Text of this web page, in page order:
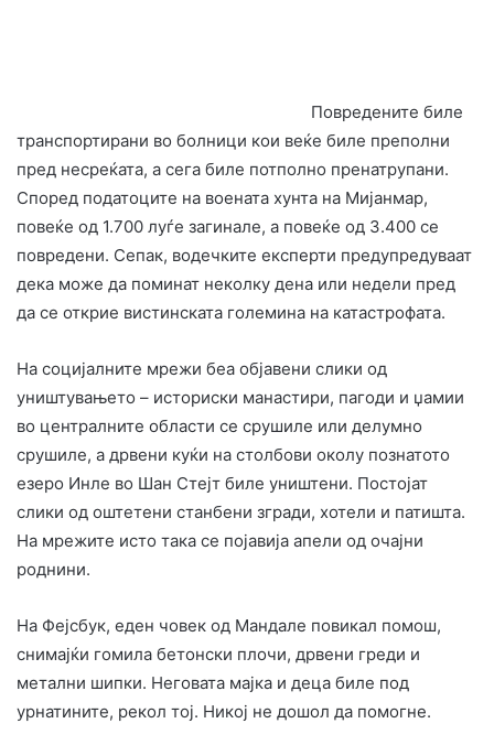
Повредените биле
транспортирани во болници кои веќе биле преполни
пред несреќата, а сега биле потполно пренатрупани.
Според податоците на воената хунта на Мијанмар,
повеќе од 1.700 луѓе загинале, а повеќе од 3.400 се
повредени. Сепак, водечките експерти предупредуваат
дека може да поминат неколку дена или недели пред
да се открие вистинската големина на катастрофата.
На социјалните мрежи беа објавени слики од
уништувањето – историски манастири, пагоди и џамии
во централните области се срушиле или делумно
срушиле, а дрвени куќи на столбови околу познатото
езеро Инле во Шан Стејт биле уништени. Постојат
слики од оштетени станбени згради, хотели и патишта.
На мрежите исто така се појавија апели од очајни
роднини.
На Фејсбук, еден човек од Мандале повикал помош,
снимајќи гомила бетонски плочи, дрвени греди и
метални шипки. Неговата мајка и деца биле под
урнатините, рекол тој. Никој не дошол да помогне.